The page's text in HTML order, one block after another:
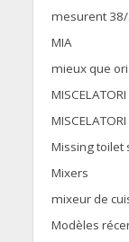
mesurent
MIA
mieux que
Missing toilet
Mixers
mixeur de
Modèles